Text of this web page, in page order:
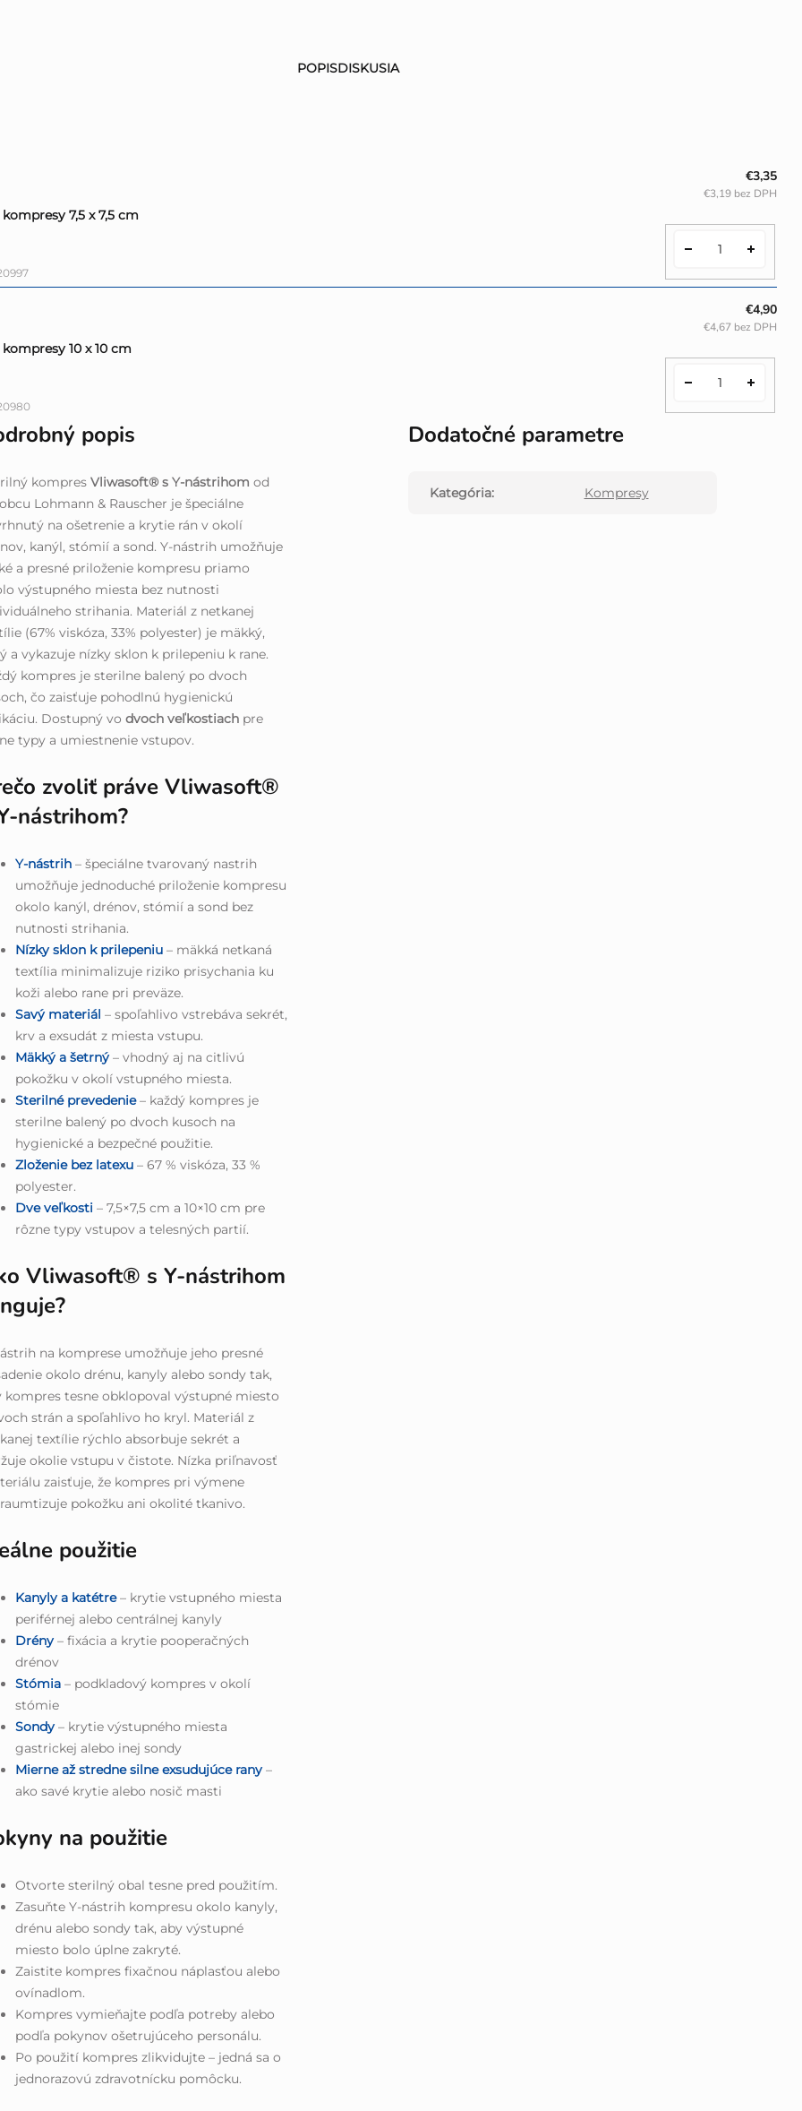
POPISDISKUSIA
7,5 x 7,5 cm
€3,35
€3,19 bez DPH
10 x 10 cm
€4,90
€4,67 bez DPH
popis
kompresVliwasoft® s Y-nástrihom od
Lohmann & Rauscher je špeciálne
na ošetrenie a krytie rán v okolí
kanýl, stómií a sond. Y-nástrih umožňuje
a presné priloženie kompresu priamo
výstupného miesta bez nutnosti
strihania. Materiál z netkanej
(67% viskóza, 33% polyester) je mäkký,
a vykazuje nízky sklon k prilepeniu k rane.
kompres je sterilne balený po dvoch
čo zaisťuje pohodlnú hygienickú
Dostupný vodvoch veľkostiach pre
typy a umiestnenie vstupov.
zvoliť práve Vliwasoft®
nástrihom?
Y-nástrih – špeciálne tvarovaný nastrih
umožňuje jednoduché priloženie kompresu
okolo kanýl, drénov, stómií a sond bez
nutnosti strihania.
Nízky sklon k prilepeniu – mäkká netkaná
textília minimalizuje riziko prisychania ku
koži alebo rane pri preväze.
Savý materiál – spoľahlivo vstrebáva sekrét,
krv a exsudát z miesta vstupu.
Mäkký a šetrný– vhodný aj na citlivú
pokožku v okolí vstupného miesta.
Sterilné prevedenie– každý kompres je
sterilne balený po dvoch kusoch na
hygienické a bezpečné použitie.
Zloženie bez latexu – 67 % viskóza, 33 %
polyester.
Dve veľkosti – 7,5×7,5 cm a 10×10 cm pre
rôzne typy vstupov a telesných partií.
Vliwasoft® s Y-nástrihom
na komprese umožňuje jeho presné
okolo drénu, kanyly alebo sondy tak,
kompres tesne obklopoval výstupné miesto
strán a spoľahlivo ho kryl. Materiál z
textílie rýchlo absorbuje sekrét a
okolie vstupu v čistote. Nízka priľnavosť
zaisťuje, že kompres pri výmene
pokožku ani okolité tkanivo.
použitie
Kanyly a katétre– krytie vstupného miesta
periférnej alebo centrálnej kanyly
Drény– fixácia a krytie pooperačných
drénov
Stómia – podkladový kompres v okolí
stómie
Sondy– krytie výstupného miesta
gastrickej alebo inej sondy
Mierne až stredne silne exsudujúce rany–
ako savé krytie alebo nosič masti
na použitie
Otvorte sterilný obal tesne pred použitím.
Zasuňte Y-nástrih kompresu okolo kanyly,
drénu alebo sondy tak, aby výstupné
miesto bolo úplne zakryté.
Zaistite kompres fixačnou náplasťou alebo
ovínadlom.
Kompres vymieňajte podľa potreby alebo
podľa pokynov ošetrujúceho personálu.
Po použití kompres zlikvidujte – jedná sa o
jednorazovú zdravotnícku pomôcku.
Dodatočné parametre
Kategória: Kompresy